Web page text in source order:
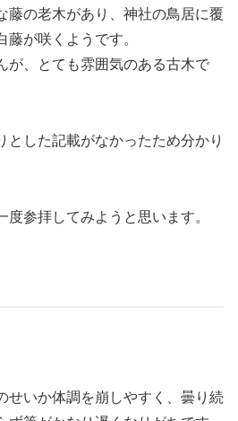
藤の老木があり、神社の鳥居に覆
が咲くようです。
が、とても雰囲気のある古木で
とした記載がなかったため分かり
参拝してみようと思います。
せいか体調を崩しやすく、曇り続